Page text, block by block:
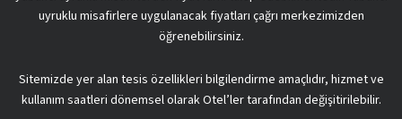
uyruklu misafirlere uygulanacak fiyatları çağrı merkezimizden
öğrenebilirsiniz.
Sitemizde yer alan tesis özellikleri bilgilendirme amaçlıdır, hizmet ve
kullanım saatleri dönemsel olarak Otel’ler tarafından değişitirilebilir.